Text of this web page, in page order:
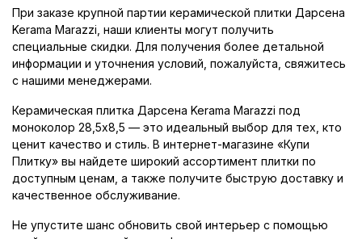
При заказе крупной партии керамической плитки Дарсена
Kerama Marazzi, наши клиенты могут получить
специальные скидки. Для получения более детальной
информации и уточнения условий, пожалуйста, свяжитесь
с нашими менеджерами.
Керамическая плитка Дарсена Kerama Marazzi под
моноколор 28,5x8,5 — это идеальный выбор для тех, кто
ценит качество и стиль. В интернет-магазине «Купи
Плитку» вы найдете широкий ассортимент плитки по
доступным ценам, а также получите быструю доставку и
качественное обслуживание.
Не упустите шанс обновить свой интерьер с помощью